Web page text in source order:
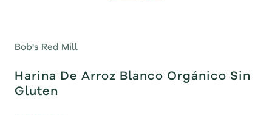
Bob's Red Mill
Harina De Arroz Blanco Orgánico Sin
Gluten